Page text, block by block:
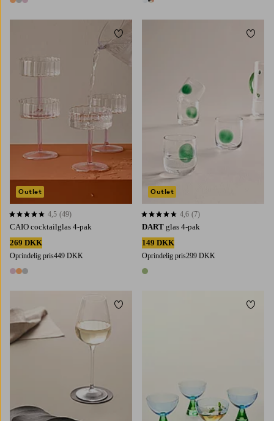
3 farver 2 farver
CAIO cocktailglas 4-pak
269 DKK
Oprindelig pris449 DKK
3 farver
4,5 baseret på 49 bedømmelser
4,5 (49)
Outlet
Tilføj til favoritter
DART glas 4-pak
149 DKK
Oprindelig pris299 DKK
1 farve
4,6 baseret på 7 bedømmelser
4,6 (7)
Outlet
Tilføj
Tilføj til favoritter Tilføj